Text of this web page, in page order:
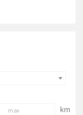
mnóstwo
km